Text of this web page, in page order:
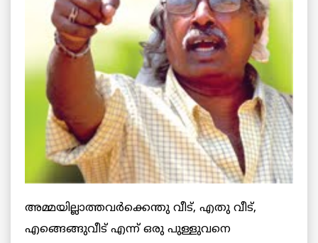
അമ്മയില്ലാത്തവര്‍ക്കെന്തു വീട്, എതു വീട്,
എങ്ങെങ്ങുവീട് എന്ന് ഒരു പുള്ളുവനെ